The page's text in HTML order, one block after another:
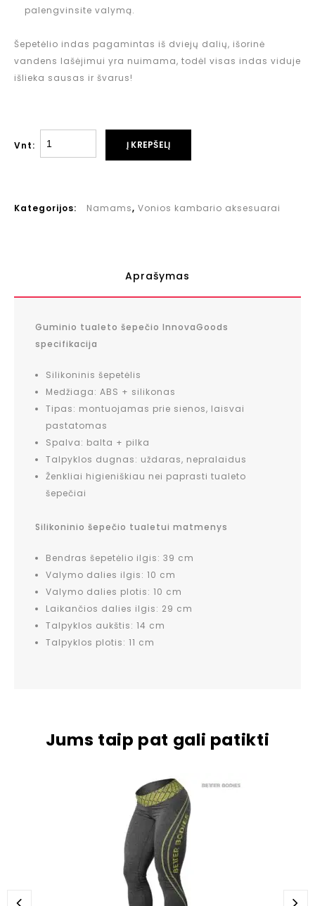
palengvinsite valymą.
Šepetėlio indas pagamintas iš dviejų dalių, išorinė
vandens lašėjimui yra nuimama, todėl visas indas viduje
išlieka sausas ir švarus!
Vnt: Į KREPŠELĮ
Kategorijos: Namams, Vonios kambario aksesuarai
Aprašymas
Guminio tualeto šepečio InnovaGoods
specifikacija
Silikoninis šepetėlis
Medžiaga: ABS + silikonas
Tipas: montuojamas prie sienos, laisvai
pastatomas
Spalva: balta + pilka
Talpyklos dugnas: uždaras, nepralaidus
Ženkliai higieniškiau nei paprasti tualeto
šepečiai
Silikoninio šepečio tualetui matmenys
Bendras šepetėlio ilgis: 39 cm
Valymo dalies ilgis: 10 cm
Valymo dalies plotis: 10 cm
Laikančios dalies ilgis: 29 cm
Talpyklos aukštis: 14 cm
Talpyklos plotis: 11 cm
Jums taip pat gali patikti